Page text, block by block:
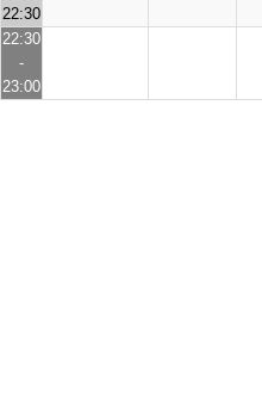
22:30
22:30
-
23:00